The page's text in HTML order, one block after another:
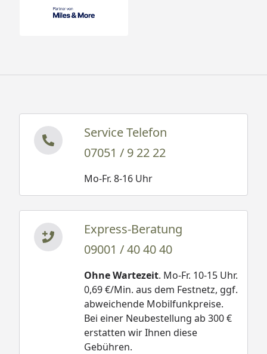
Service Telefon
07051 / 9 22 22
Mo-Fr. 8-16 Uhr
Express-Beratung
09001 / 40 40 40
Ohne Wartezeit. Mo-Fr. 10-15 Uhr.
0,69 €/Min. aus dem Festnetz, ggf.
abweichende Mobilfunkpreise.
Bei einer Neubestellung ab 300 €
erstatten wir Ihnen diese
Gebühren.